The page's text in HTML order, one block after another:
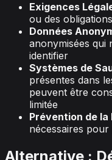
Exigences
ou des
Données
anonymisées qui
identifier
Systèmes de
présentes dans
peuvent être
limitée
Prévention de la
nécessaires
Alternative :